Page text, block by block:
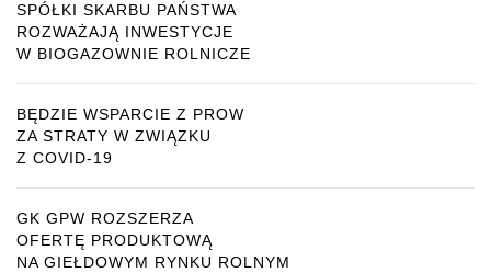
SPÓŁKI SKARBU PAŃSTWA
ROZWAŻAJĄ INWESTYCJE
W BIOGAZOWNIE ROLNICZE
BĘDZIE WSPARCIE Z PROW
ZA STRATY W ZWIĄZKU
Z COVID-19
GK GPW ROZSZERZA
OFERTĘ PRODUKTOWĄ
NA GIEŁDOWYM RYNKU ROLNYM